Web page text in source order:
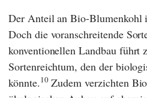
Der Anteil an Bio-Blumenkohl
Doch die voranschreitende
konventionellen Landbau führt
Sortenreichtum, den der
könnte.10Zudem verzichten